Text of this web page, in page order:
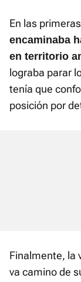
En las
encaminaba
en territorio
lograba parar
tenía que
posición por
Finalmente, la
va camino de